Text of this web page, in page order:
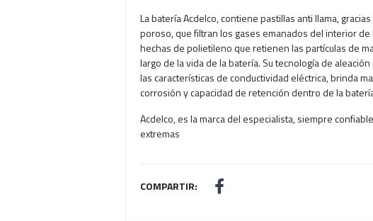
La batería Acdelco, contiene pastillas anti llama,
poroso, que filtran los gases emanados del interior de
hechas de polietileno que retienen las partículas de
largo de la vida de la batería. Su tecnología de
las características de conductividad eléctrica, brinda
corrosión y capacidad de retención dentro de la
Acdelco, es la marca del especialista, siempre
extremas
COMPARTIR: